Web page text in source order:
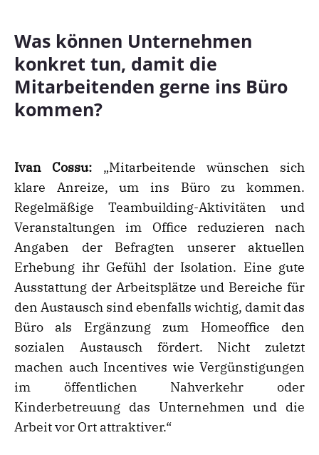
Was können Unternehmen
konkret tun, damit die
Mitarbeitenden gerne ins Büro
kommen?
Ivan Cossu: „Mitarbeitende wünschen sich
klare Anreize, um ins Büro zu kommen.
Regelmäßige Teambuilding-Aktivitäten und
Veranstaltungen im Office reduzieren nach
Angaben der Befragten unserer aktuellen
Erhebung ihr Gefühl der Isolation. Eine gute
Ausstattung der Arbeitsplätze und Bereiche für
den Austausch sind ebenfalls wichtig, damit das
Büro als Ergänzung zum Homeoffice den
sozialen Austausch fördert. Nicht zuletzt
machen auch Incentives wie Vergünstigungen
im öffentlichen Nahverkehr oder
Kinderbetreuung das Unternehmen und die
Arbeit vor Ort attraktiver.“